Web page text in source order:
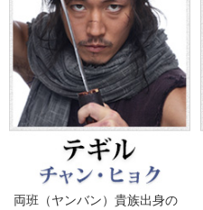
両班（ヤンバン）貴族出身の